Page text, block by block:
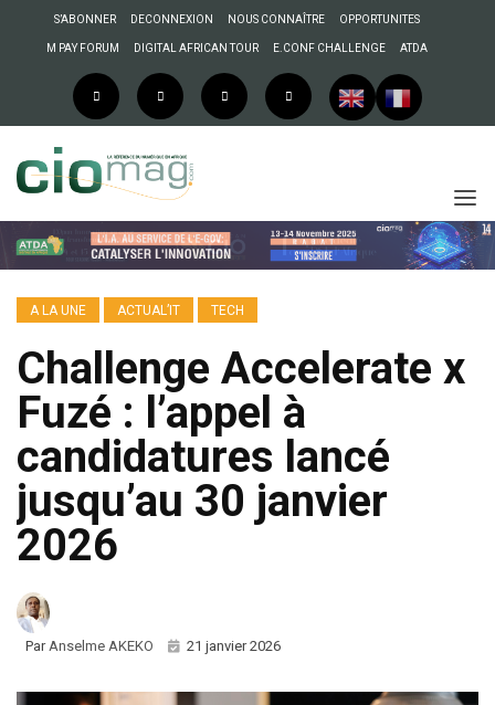
S’ABONNER DECONNEXION NOUS CONNAÎTRE OPPORTUNITES
M PAY FORUM DIGITAL AFRICAN TOUR E.CONF CHALLENGE ATDA
A LA UNE ACTUAL’IT TECH
Challenge Accelerate x
Fuzé : l’appel à
candidatures lancé
jusqu’au 30 janvier
2026
ParAnselme AKEKO 21 janvier 2026